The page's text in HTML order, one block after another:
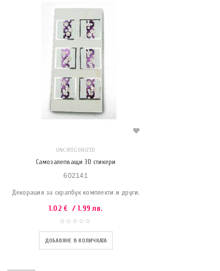
UNCATEGORIZED
Самозалепващи 3D стикери
602141
Декорация за скрапбук комплекти и други.
1.02€ / 1.99 лв.
ДОБАВЯНЕ В КОЛИЧКАТА